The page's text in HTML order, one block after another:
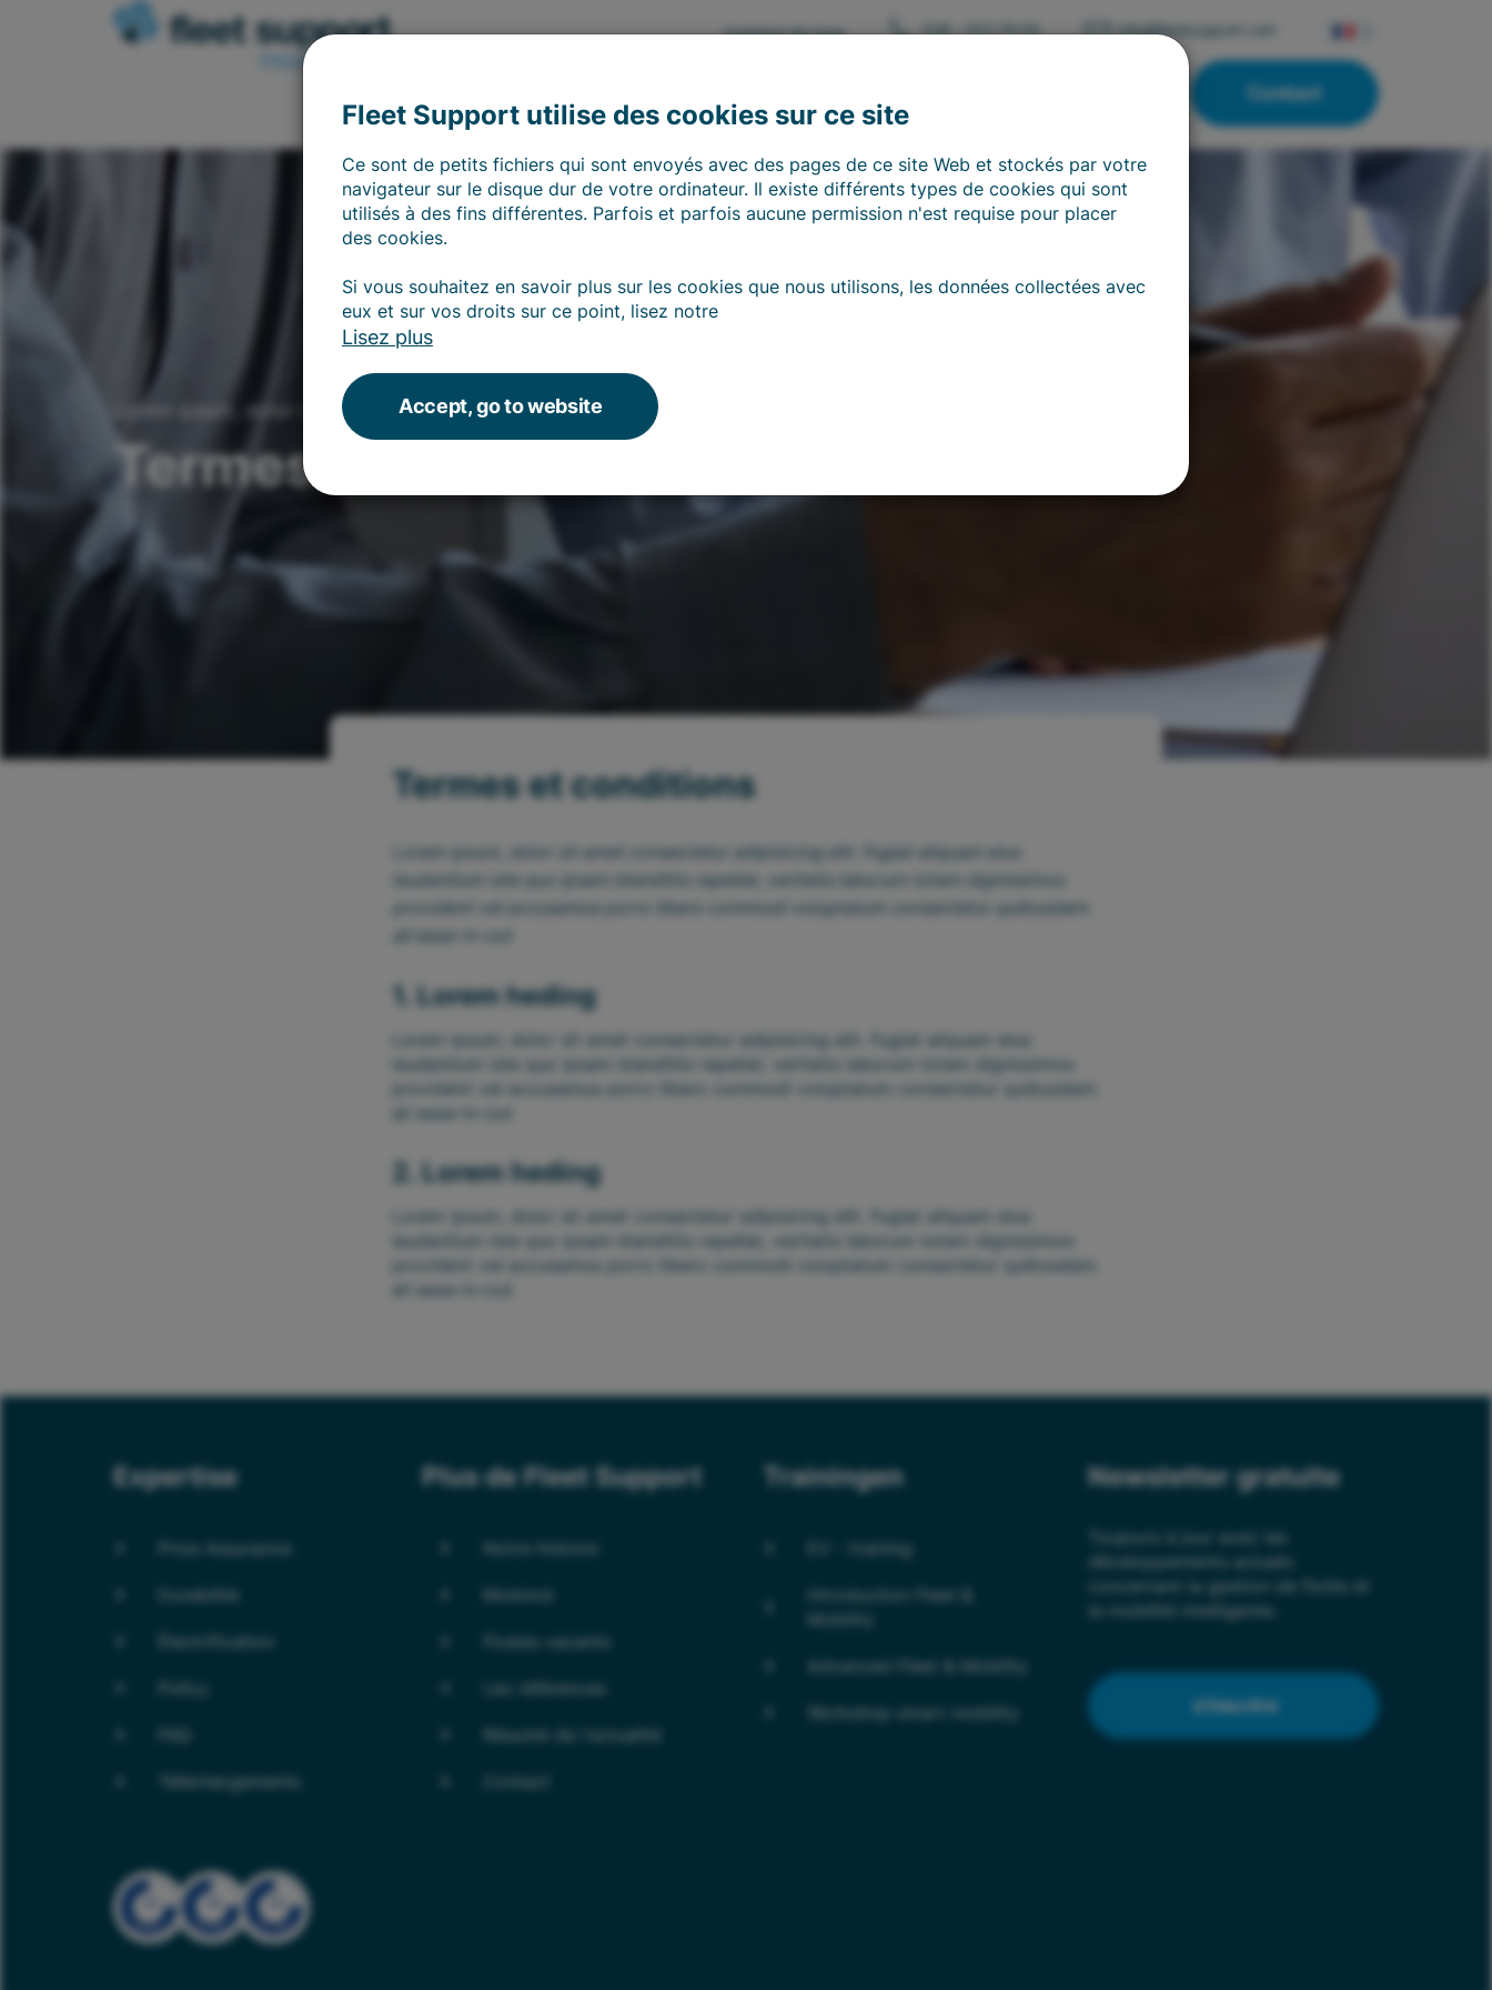
à propos de nous 026 - 353 76 00 info@fleetsupport.com
Contact
Lorem ipsum, dolor sit amet
Termes et conditions
Termes et conditions
Lorem ipsum, dolor sit amet consectetur adipisicing elit. Fugiat aliquam eius
laudantium iste quo ipsam blanditiis repellat, veritatis laborum totam dignissimos
provident vel accusamus porro libero commodi voluptatum consectetur quibusdam.
all ease-in-out
Lorem heding
Lorem ipsum, dolor sit amet consectetur adipisicing elit. Fugiat aliquam eius
laudantium iste quo ipsam blanditiis repellat, veritatis laborum totam dignissimos
provident vel accusamus porro libero commodi voluptatum consectetur quibusdam.
all ease-in-out
Lorem heding
Lorem ipsum, dolor sit amet consectetur adipisicing elit. Fugiat aliquam eius
laudantium iste quo ipsam blanditiis repellat, veritatis laborum totam dignissimos
provident vel accusamus porro libero commodi voluptatum consectetur quibusdam.
all ease-in-out
Expertise
Price Assurance
Durabilité
Électrification
Téléchargements
Plus de Fleet Support
Postes vacants
Les références
Résumé de l'actualité
Contact
Trainingen
EV - training
Introduction Fleet &
Advanced Fleet & Mobility
Workshop smart mobility
Newsletter gratuite
Toujours à jour avec les
développements actuels
concernant la gestion de flotte et
la mobilité intelligente.
s'inscrire
Fleet Support utilise des cookies sur ce site
Ce sont de petits fichiers qui sont envoyés avec des pages de ce site Web et stockés par votre
navigateur sur le disque dur de votre ordinateur. Il existe différents types de cookies qui sont
utilisés à des fins différentes. Parfois et parfois aucune permission n'est requise pour placer
des cookies.
Si vous souhaitez en savoir plus sur les cookies que nous utilisons, les données collectées avec
eux et sur vos droits sur ce point, lisez notre
Lisez plus
Accept, go to website